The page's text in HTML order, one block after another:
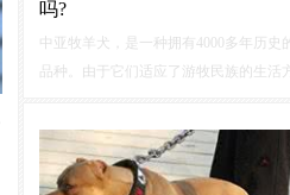
吗?
中亚牧羊犬，是一种拥有4000多年历史
品种。由于它们适应了游牧民族的生活
是非常优秀的护卫犬种，在家庭里它们
善，对待正在成长的孩子们，甚至对待
的其他动物也同样友善。